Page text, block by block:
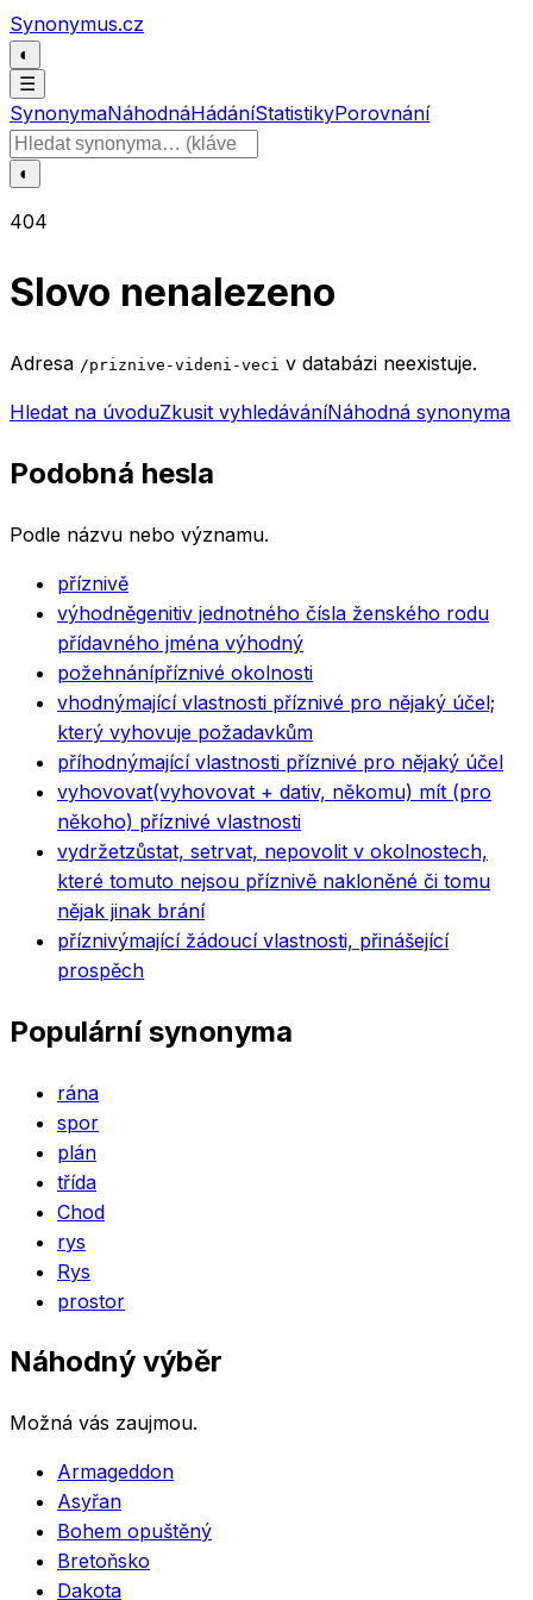
Přeskočit na obsah
Synonymus.cz
◐
☰
SynonymaNáhodnáHádáníStatistikyPorovnání
Hledat slovo
◐
404
Slovo nenalezeno
Adresa /priznive-videni-veci v databázi neexistuje.
Hledat na úvoduZkusit vyhledáváníNáhodná synonyma
Podobná hesla
Podle názvu nebo významu.
příznivě
výhodněgenitiv jednotného čísla ženského rodu
přídavného jména výhodný
požehnánípříznivé okolnosti
vhodnýmající vlastnosti příznivé pro nějaký účel;
který vyhovuje požadavkům
příhodnýmající vlastnosti příznivé pro nějaký účel
vyhovovat(vyhovovat + dativ, někomu) mít (pro
někoho) příznivé vlastnosti
vydržetzůstat, setrvat, nepovolit v okolnostech,
které tomuto nejsou příznivě nakloněné či tomu
nějak jinak brání
příznivýmající žádoucí vlastnosti, přinášející
prospěch
Populární synonyma
rána
spor
plán
třída
Chod
rys
Rys
prostor
Náhodný výběr
Možná vás zaujmou.
Armageddon
Asyřan
Bohem opuštěný
Bretoňsko
Dakota